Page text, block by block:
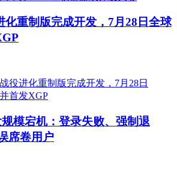
化重制版完成开发，7月28日全球
规模宕机：登录失败、强制退
席卷用户